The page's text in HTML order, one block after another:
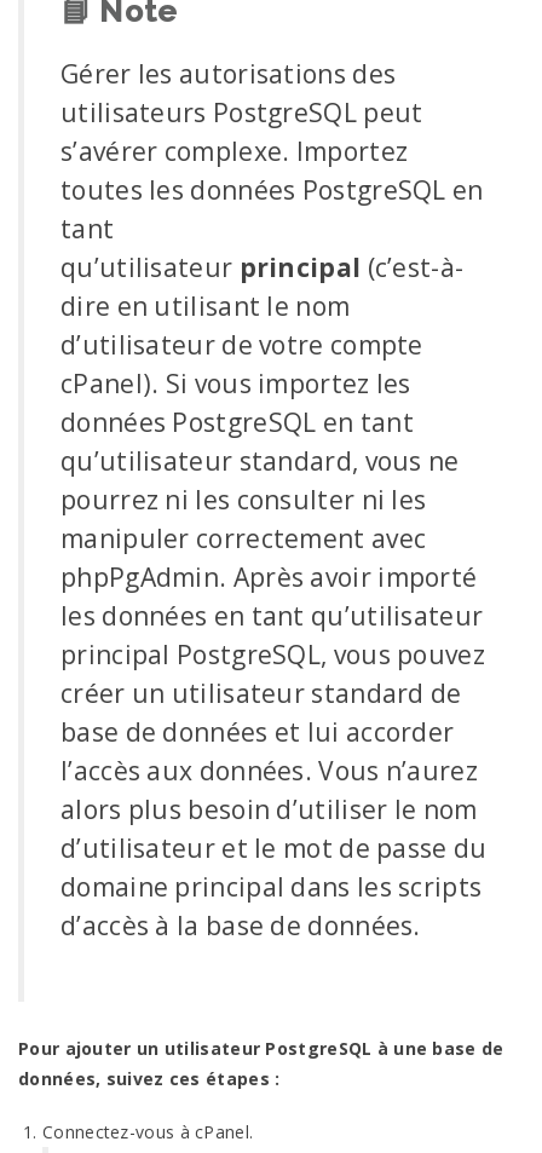
📘 Note
Gérer les autorisations des
utilisateurs PostgreSQL peut
s’avérer complexe. Importez
toutes les données PostgreSQL en
tant
qu’utilisateur principal (c’est-à-
dire en utilisant le nom
d’utilisateur de votre compte
cPanel). Si vous importez les
données PostgreSQL en tant
qu’utilisateur standard, vous ne
pourrez ni les consulter ni les
manipuler correctement avec
phpPgAdmin. Après avoir importé
les données en tant qu’utilisateur
principal PostgreSQL, vous pouvez
créer un utilisateur standard de
base de données et lui accorder
l’accès aux données. Vous n’aurez
alors plus besoin d’utiliser le nom
d’utilisateur et le mot de passe du
domaine principal dans les scripts
d’accès à la base de données.
Pour ajouter un utilisateur PostgreSQL à une base de
données, suivez ces étapes :
Connectez-vous à cPanel.